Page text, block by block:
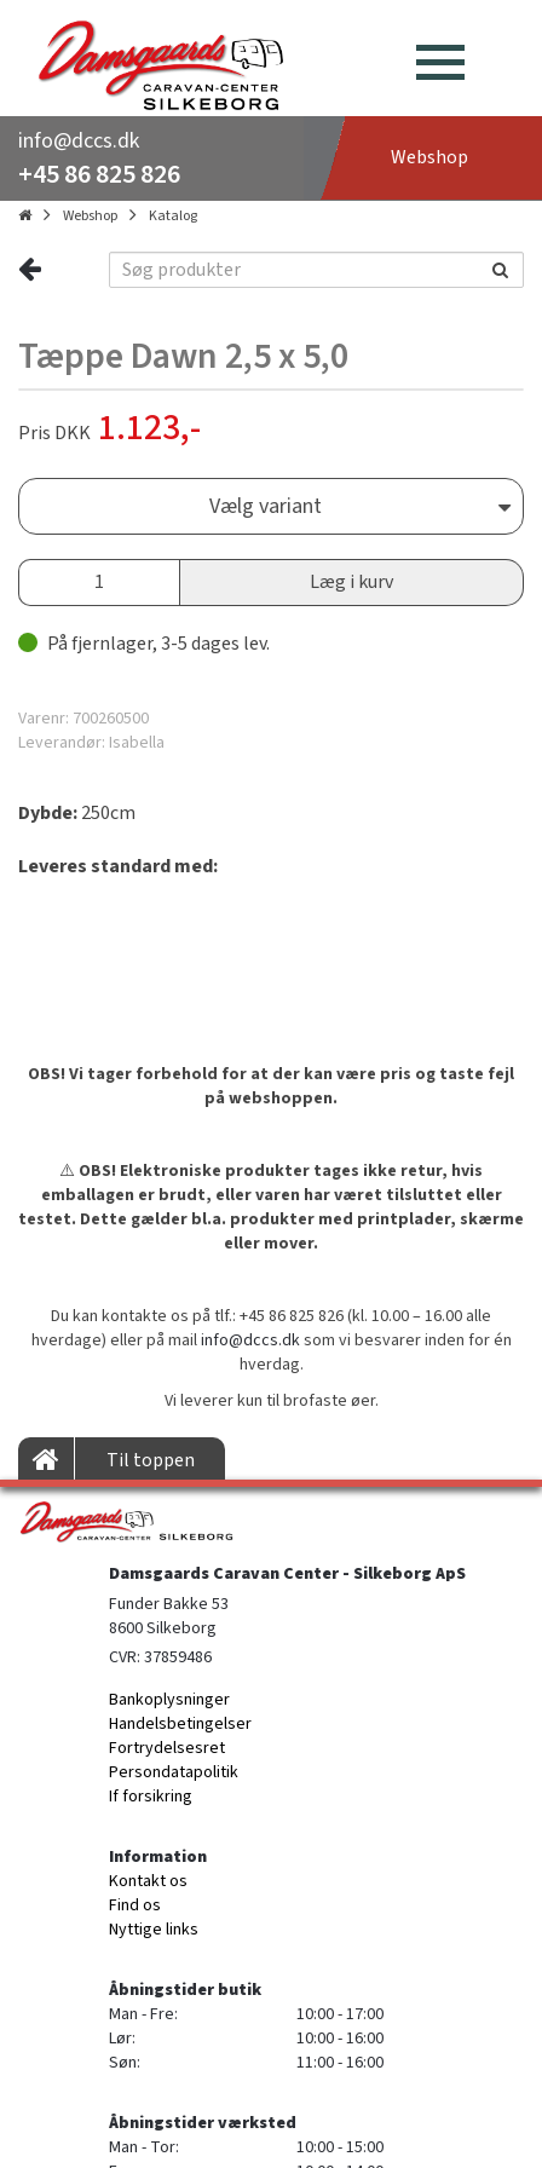
info@dccs.dk
+45 86 825 826 Webshop
Webshop Katalog
Tæppe Dawn 2,5 x 5,0
Pris DKK 1.123,-
Vælg variant
Læg i kurv
På fjernlager, 3-5 dages lev.
Varenr: 700260500
Leverandør: Isabella
Dybde:250cm
Leveres standard med:
OBS! Vi tager forbehold for at der kan være pris og taste fejl
på webshoppen.
⚠️ OBS! Elektroniske produkter tages ikke retur, hvis
emballagen er brudt, eller varen har været tilsluttet eller
testet. Dette gælder bl.a. produkter med printplader, skærme
eller mover.
Du kan kontakte os på tlf.: +45 86 825 826 (kl. 10.00 – 16.00 alle
hverdage) eller på mailinfo@dccs.dksom vi besvarer inden for én
hverdag.
Vi leverer kun til brofaste øer.
Til toppen
Damsgaards Caravan Center - Silkeborg ApS
Funder Bakke 53
8600 Silkeborg
CVR: 37859486
Bankoplysninger
Handelsbetingelser
Fortrydelsesret
Persondatapolitik
If forsikring
Information
Kontakt os
Find os
Nyttige links
Åbningstider butik
Man - Fre:
10:00 - 17:00
Lør:
10:00 - 16:00
Søn:
11:00 - 16:00
Åbningstider værksted
Man - Tor:
10:00 - 15:00